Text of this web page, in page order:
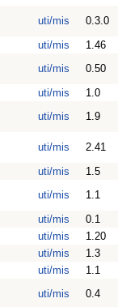
uti/mis
0.3.0
uti/mis
1.46
uti/mis
0.50
uti/mis
1.0
uti/mis 1.9
uti/mis
2.41
uti/mis
1.5
uti/mis
1.1
uti/mis
0.1
uti/mis
1.20
uti/mis
1.3
uti/mis
1.1
uti/mis 0.4